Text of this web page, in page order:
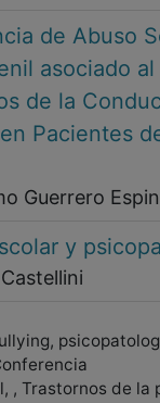
de Abuso
asociado al
de la
Pacientes
Guerrero
y
, Trastornos de la